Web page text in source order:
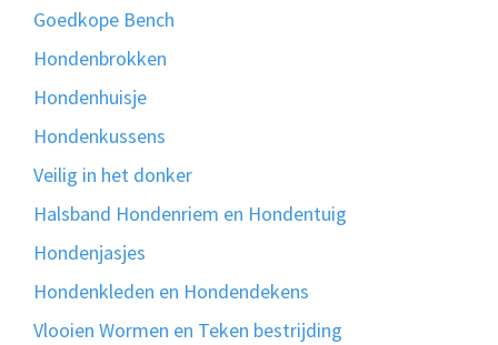
Goedkope Bench
Hondenbrokken
Hondenhuisje
Hondenkussens
Veilig in het donker
Halsband Hondenriem en Hondentuig
Hondenjasjes
Hondenkleden en Hondendekens
Vlooien Wormen en Teken bestrijding